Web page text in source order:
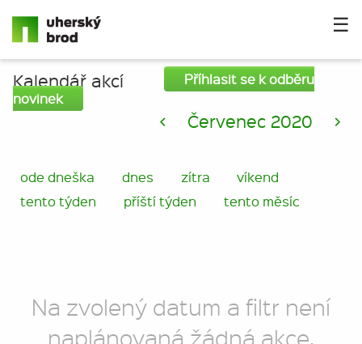
☰
Kalendář akcí
Příhlasit se k odběru
novinek
< Červenec 2020 >
ode dneška dnes zítra
víkend
tento týden
příští týden tento měsíc
Na zvolený datum a filtr není
naplánovaná žádná akce.